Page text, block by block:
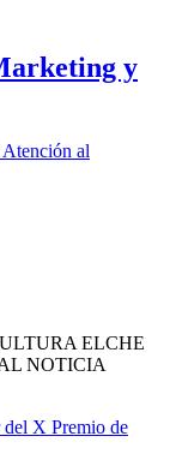
y
al
ELCHE
NOTICIA
del X Premio de